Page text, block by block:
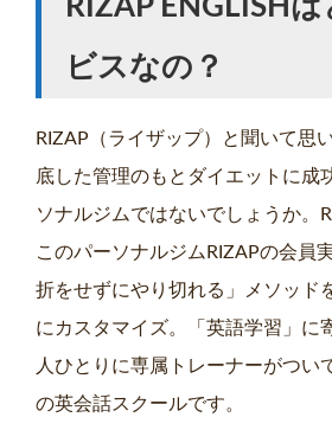
RIZAP ENGLISH
ビスなの？
RIZAP（ライザップ）と聞いて思
底した管理のもとダイエットに成
ソナルジムではないでしょうか。
このパーソナルジムRIZAPの会員
折をせずにやり切れる」メソッド
にカスタマイズ。「英語学習」に
人ひとりに専属トレーナーがつい
の英会話スクールです。